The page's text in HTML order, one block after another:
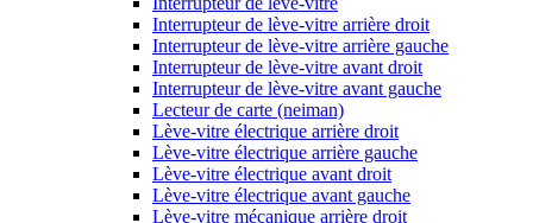
Interrupteur de lève-vitre arrière droit
Interrupteur de lève-vitre arrière gauche
Interrupteur de lève-vitre avant droit
Interrupteur de lève-vitre avant gauche
Lecteur de carte (neiman)
Lève-vitre électrique arrière droit
Lève-vitre électrique arrière gauche
Lève-vitre électrique avant droit
Lève-vitre électrique avant gauche
Lève-vitre mécanique arrière droit